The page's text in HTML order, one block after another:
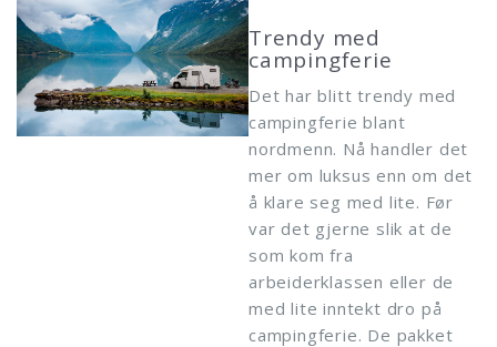
Trendy med
campingferie
Det har blitt trendy med
campingferie blant
nordmenn. Nå handler det
mer om luksus enn om det
å klare seg med lite. Før
var det gjerne slik at de
som kom fra
arbeiderklassen eller de
med lite inntekt dro på
campingferie. De pakket